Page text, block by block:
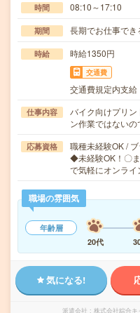
時間 08:10～17:10
期間 長期でお仕事でき
時給 時給1350円
交通費
交通費規定内支給
仕事内容
バイク向けプリ
ン作業ではない
応募資格
職種未経験OK /
◆未経験OK！〇
で気軽にオンラ
職場の雰囲気
年齢層
20代
気になる!
派遣会社 株式会社綜合